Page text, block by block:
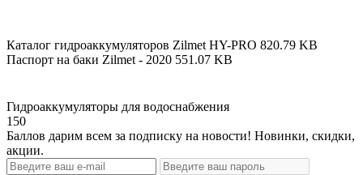
Каталог гидроаккумуляторов Zilmet HY-PRO 820.79 KB
Паспорт на баки Zilmet - 2020 551.07 KB
Гидроаккумуляторы для водоснабжения
150
Баллов дарим всем за подписку на новости! Новинки, скидки,
акции.